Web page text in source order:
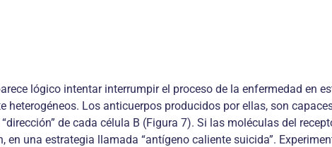
lógico intentar interrumpir el proceso de la enfermedad en
Los anticuerpos producidos por ellas, son
de cada célula B (Figura 7). Si las moléculas del
una estrategia llamada “antígeno caliente suicida”.